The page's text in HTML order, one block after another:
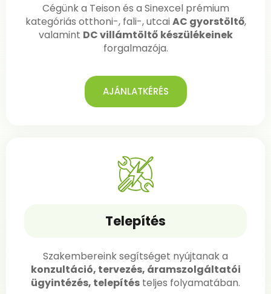
Cégünk a Teison és a Sinexcel prémium
kategóriás otthoni-, fali-, utcaiAC gyorstöltő,
valamint DC villámtöltő készülékeinek
forgalmazója.
AJÁNLATKÉRÉS
Telepítés
Szakembereink segítséget nyújtanak a
konzultáció, tervezés, áramszolgáltatói
ügyintézés, telepítés teljes folyamatában.